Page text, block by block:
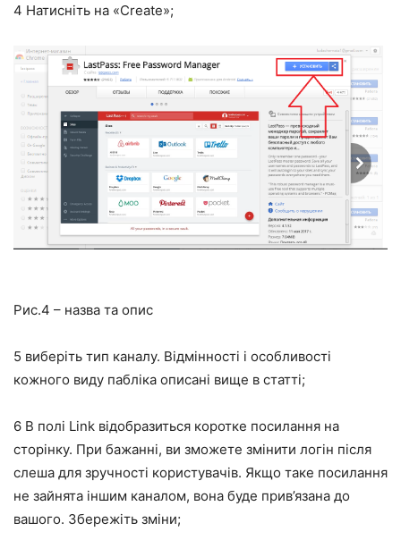
4 Натисніть на «Create»;
Рис.4 – назва та опис
5 виберіть тип каналу. Відмінності і особливості
кожного виду пабліка описані вище в статті;
6 В полі Link відобразиться коротке посилання на
сторінку. При бажанні, ви зможете змінити логін після
слеша для зручності користувачів. Якщо таке посилання
не зайнята іншим каналом, вона буде прив’язана до
вашого. Збережіть зміни;